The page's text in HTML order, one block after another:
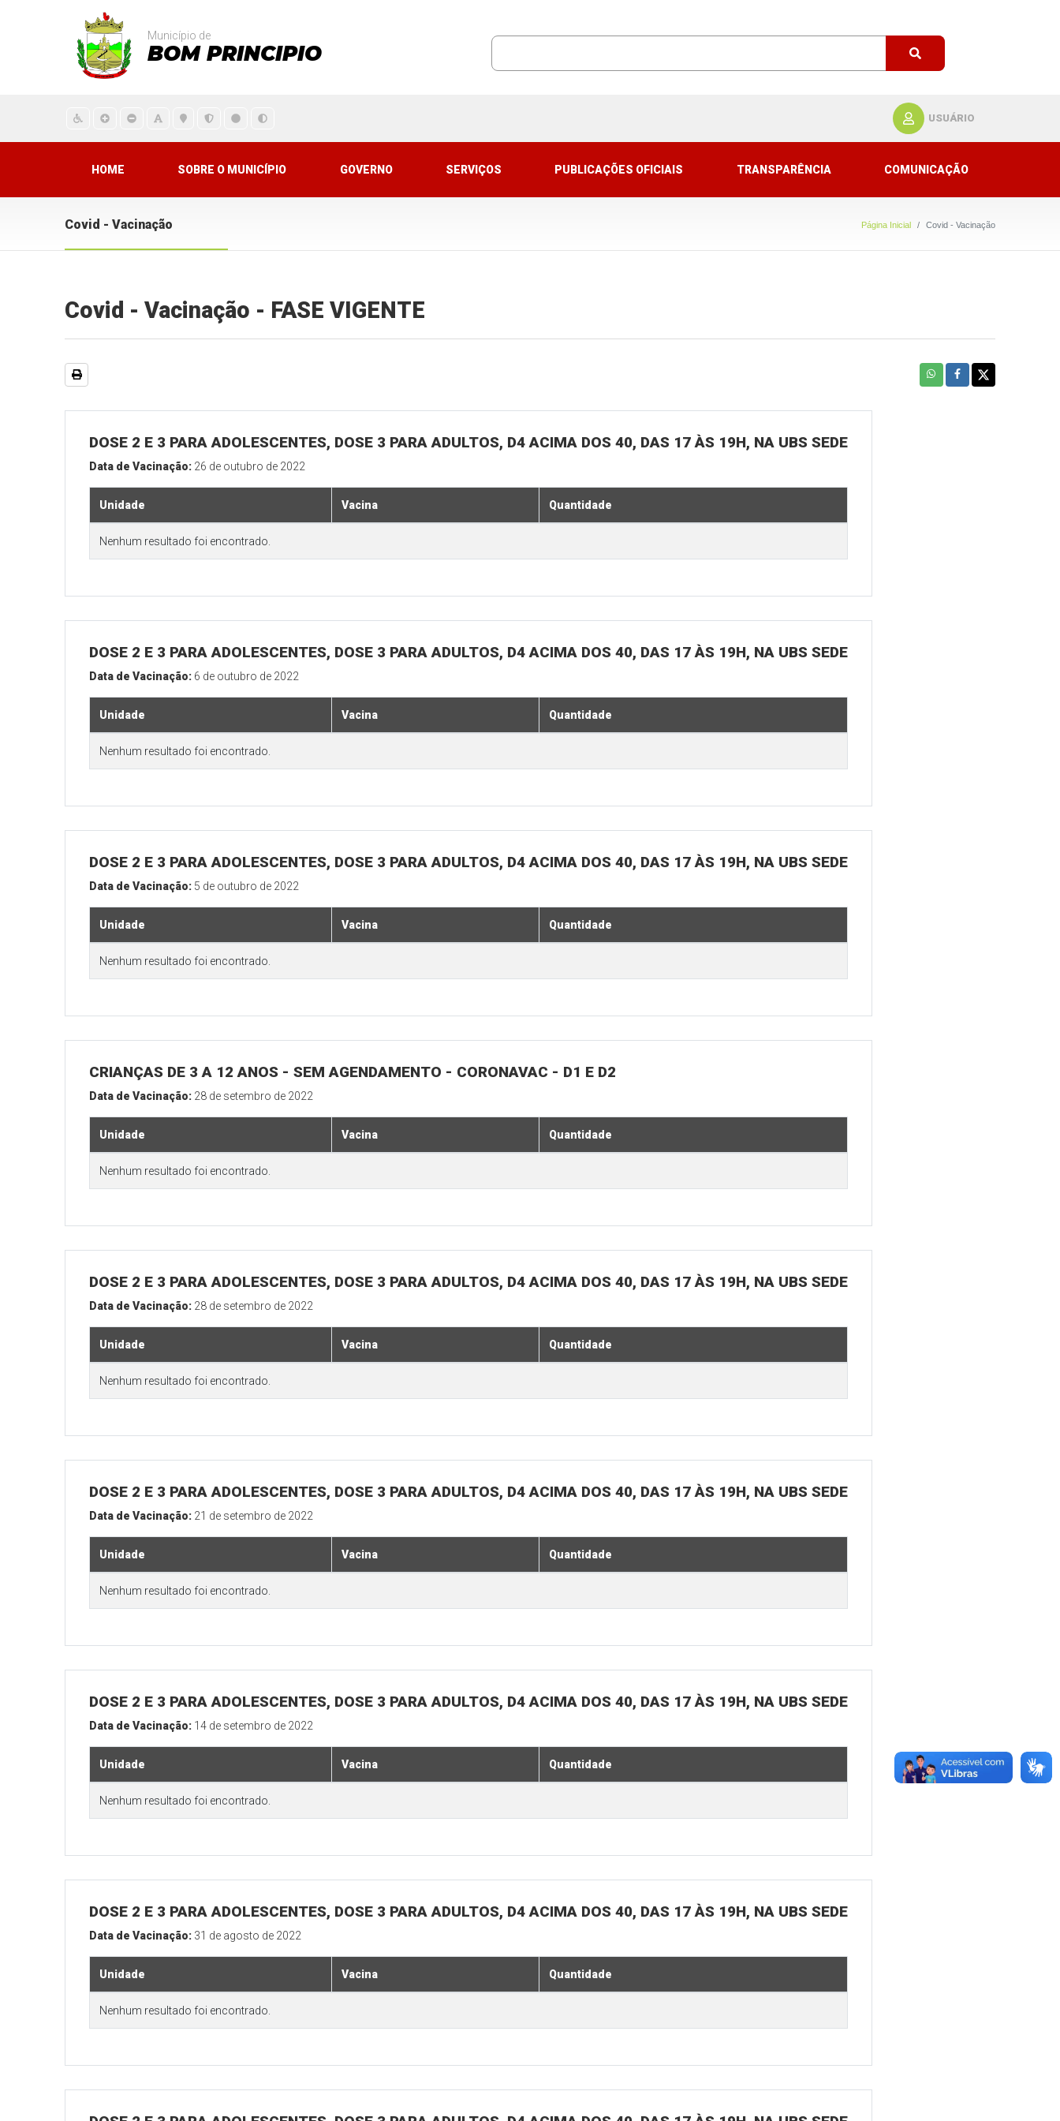
Município de
BOM PRINCIPIO
USUÁRIO
HOME SOBRE O MUNICÍPIO GOVERNO SERVIÇOS PUBLICAÇÕES OFICIAIS TRANSPARÊNCIA COMUNICAÇÃO
Covid - Vacinação Página Inicial Covid - Vacinação
Covid - Vacinação - FASE VIGENTE
DOSE 2 E 3 PARA ADOLESCENTES, DOSE 3 PARA ADULTOS, D4 ACIMA DOS 40, DAS 17 ÀS 19H, NA UBS SEDE
Data de Vacinação: 26 de outubro de 2022
Unidade Vacina Quantidade
Nenhum resultado foi encontrado.
DOSE 2 E 3 PARA ADOLESCENTES, DOSE 3 PARA ADULTOS, D4 ACIMA DOS 40, DAS 17 ÀS 19H, NA UBS SEDE
Data de Vacinação: 6 de outubro de 2022
Unidade Vacina Quantidade
Nenhum resultado foi encontrado.
DOSE 2 E 3 PARA ADOLESCENTES, DOSE 3 PARA ADULTOS, D4 ACIMA DOS 40, DAS 17 ÀS 19H, NA UBS SEDE
Data de Vacinação: 5 de outubro de 2022
Unidade Vacina Quantidade
Nenhum resultado foi encontrado.
CRIANÇAS DE 3 A 12 ANOS - SEM AGENDAMENTO - CORONAVAC - D1 E D2
Data de Vacinação: 28 de setembro de 2022
Unidade Vacina Quantidade
Nenhum resultado foi encontrado.
DOSE 2 E 3 PARA ADOLESCENTES, DOSE 3 PARA ADULTOS, D4 ACIMA DOS 40, DAS 17 ÀS 19H, NA UBS SEDE
Data de Vacinação: 28 de setembro de 2022
Unidade Vacina Quantidade
Nenhum resultado foi encontrado.
DOSE 2 E 3 PARA ADOLESCENTES, DOSE 3 PARA ADULTOS, D4 ACIMA DOS 40, DAS 17 ÀS 19H, NA UBS SEDE
Data de Vacinação: 21 de setembro de 2022
Unidade Vacina Quantidade
Nenhum resultado foi encontrado.
DOSE 2 E 3 PARA ADOLESCENTES, DOSE 3 PARA ADULTOS, D4 ACIMA DOS 40, DAS 17 ÀS 19H, NA UBS SEDE
Data de Vacinação: 14 de setembro de 2022
Unidade Vacina Quantidade
Nenhum resultado foi encontrado.
DOSE 2 E 3 PARA ADOLESCENTES, DOSE 3 PARA ADULTOS, D4 ACIMA DOS 40, DAS 17 ÀS 19H, NA UBS SEDE
Data de Vacinação: 31 de agosto de 2022
Unidade Vacina Quantidade
Nenhum resultado foi encontrado.